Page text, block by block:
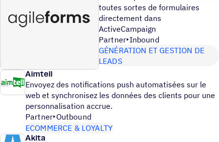
toutes sortes de formulaires
directement dans
ActiveCampaign
Partner Inbound
GÉNÉRATION ET GESTION DE
LEADS
Aimtell
Envoyez des notifications push automatisées sur le
web et synchronisez les données des clients pour une
personnalisation accrue.
Partner Outbound
ECOMMERCE & LOYALTY
Akita